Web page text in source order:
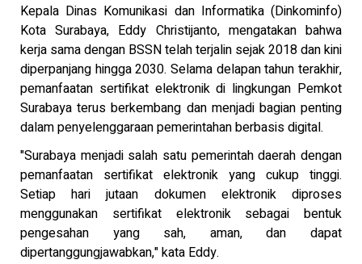
Kepala Dinas Komunikasi dan Informatika (Dinkominfo)
Kota Surabaya, Eddy Christijanto, mengatakan bahwa
kerja sama dengan BSSN telah terjalin sejak 2018 dan kini
diperpanjang hingga 2030. Selama delapan tahun terakhir,
pemanfaatan sertifikat elektronik di lingkungan Pemkot
Surabaya terus berkembang dan menjadi bagian penting
dalam penyelenggaraan pemerintahan berbasis digital.
"Surabaya menjadi salah satu pemerintah daerah dengan
pemanfaatan sertifikat elektronik yang cukup tinggi.
Setiap hari jutaan dokumen elektronik diproses
menggunakan sertifikat elektronik sebagai bentuk
pengesahan yang sah, aman, dan dapat
dipertanggungjawabkan," kata Eddy.